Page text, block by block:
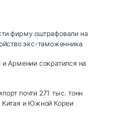
фирму оштрафовали на
экс-таможенника
Армении сократился на
почти 271 тыс. тонн
Китая и Южной Кореи